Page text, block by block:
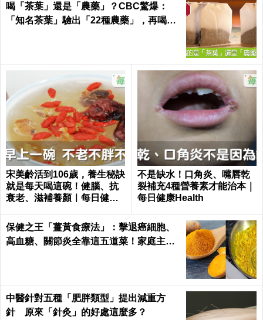
喝「茶葉」還是「農藥」？CBC驚爆：
「知名茶葉」驗出「22種農藥」，再喝癌
宋美齡活到106歲，養生秘訣
就是每天喝這碗！健腦、抗
衰老、滋補養顏｜每日健康
不是缺水！口角炎、嘴唇乾
裂補充4種營養素才能治本｜
每日健康Health
保健之王「薑黃食療法」：擊退癌細胞、
高血糖、關節炎全靠這五道菜！家庭主婦
中醫針對五種「肥胖類型」提出減重方
針 原來「針灸」的好處這麼多？